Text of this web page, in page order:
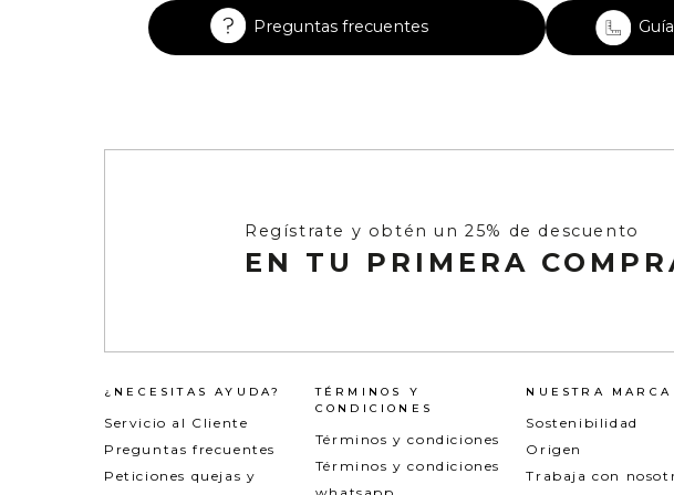
Enterizos
Enterizos
Preguntas frecuentes
Regístrate y obtén un 25% de descuento
EN TU PRIMERA
¿NECESITAS AYUDA?
Servicio al Cliente
Preguntas frecuentes
Peticiones quejas y
TÉRMINOS Y
CONDICIONES
Términos y condiciones
Términos y condiciones
NUESTRA MARCA
Sostenibilidad
Origen
Trabaja con